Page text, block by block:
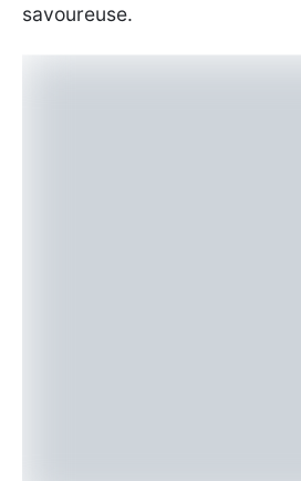
savoureuse.